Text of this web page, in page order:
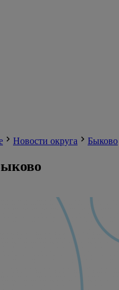
Новости округа Быково